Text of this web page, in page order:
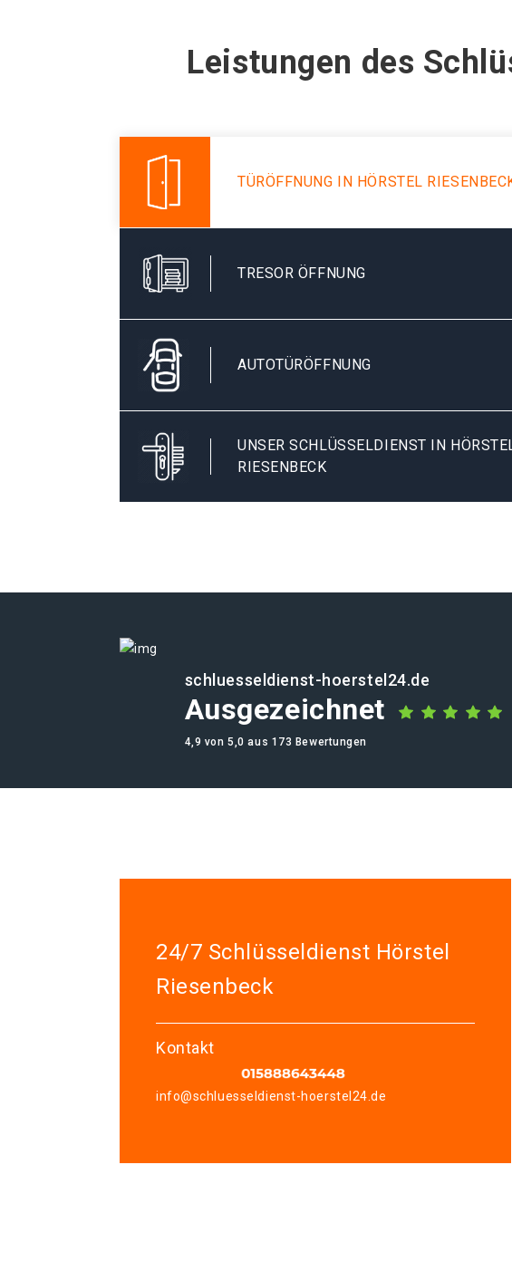
Leistungen des
TÜRÖFFNUNG IN HÖRSTEL
TRESOR ÖFFNUNG
AUTOTÜRÖFFNUNG
UNSER SCHLÜSSELDIENST IN
RIESENBECK
schluesseldienst-hoerstel24.de
Ausgezeichnet
4,9 von 5,0 aus 173 Bewertungen
24/7 Schlüsseldienst Hörstel
Riesenbeck
Kontakt
info@schluesseldienst-hoerstel24.de